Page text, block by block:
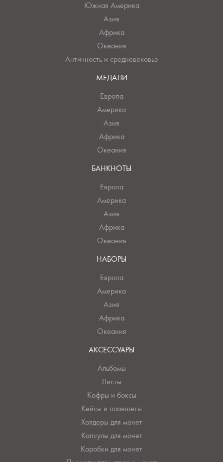
Южная Америка
Азия
Африка
Океания
Античность и средневековье
МЕДАЛИ
Европа
Америка
Азия
Африка
Океания
БАНКНОТЫ
Европа
Америка
Азия
Африка
Океания
НАБОРЫ
Европа
Америка
Азия
Африка
Океания
АКСЕССУАРЫ
Альбомы
Листы
Кофры и боксы
Кейсы и планшеты
Холдеры для монет
Капсулы для монет
Коробки для монет